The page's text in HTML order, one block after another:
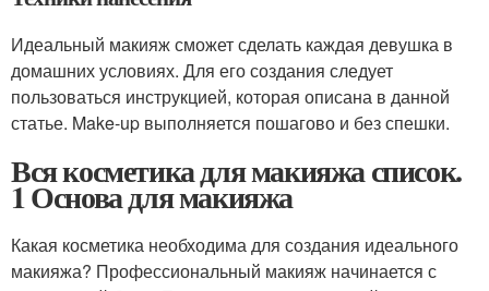
Идеальный макияж сможет сделать каждая девушка в
домашних условиях. Для его создания следует
пользоваться инструкцией, которая описана в данной
статье. Make-up выполняется пошагово и без спешки.
Вся косметика для макияжа список.
1 Основа для макияжа
Какая косметика необходима для создания идеального
макияжа? Профессиональный макияж начинается с